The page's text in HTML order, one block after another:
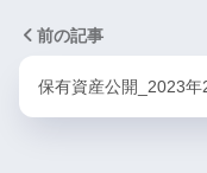
前の記事
保有資産公開_2023